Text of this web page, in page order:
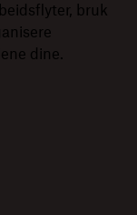
bruk
dine.